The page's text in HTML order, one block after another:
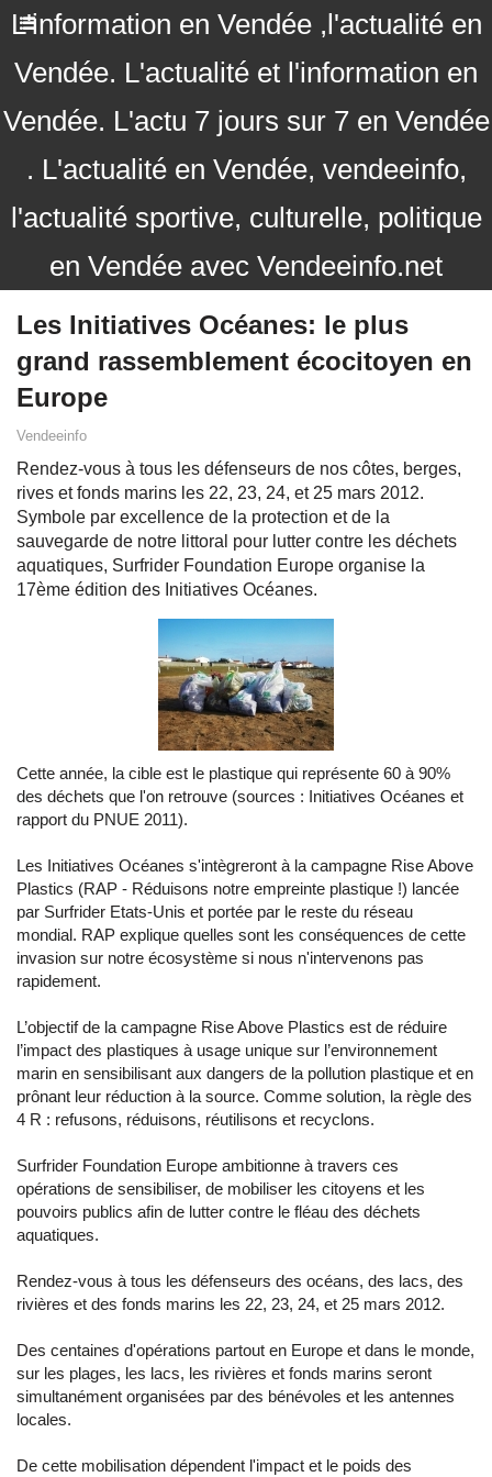
L'information en Vendée ,l'actualité en
Vendée. L'actualité et l'information en
Vendée. L'actu 7 jours sur 7 en Vendée
. L'actualité en Vendée, vendeeinfo,
l'actualité sportive, culturelle, politique
en Vendée avec Vendeeinfo.net
Les Initiatives Océanes: le plus
grand rassemblement écocitoyen en
Europe
Vendeeinfo
Rendez-vous à tous les défenseurs de nos côtes, berges,
rives et fonds marins les 22, 23, 24, et 25 mars 2012.
Symbole par excellence de la protection et de la
sauvegarde de notre littoral pour lutter contre les déchets
aquatiques, Surfrider Foundation Europe organise la
17ème édition des Initiatives Océanes.
Cette année, la cible est le plastique qui représente 60 à 90%
des déchets que l'on retrouve (sources : Initiatives Océanes et
rapport du PNUE 2011).
Les Initiatives Océanes s'intègreront à la campagne Rise Above
Plastics (RAP - Réduisons notre empreinte plastique !) lancée
par Surfrider Etats-Unis et portée par le reste du réseau
mondial. RAP explique quelles sont les conséquences de cette
invasion sur notre écosystème si nous n'intervenons pas
rapidement.
L’objectif de la campagne Rise Above Plastics est de réduire
l’impact des plastiques à usage unique sur l’environnement
marin en sensibilisant aux dangers de la pollution plastique et en
prônant leur réduction à la source. Comme solution, la règle des
4 R : refusons, réduisons, réutilisons et recyclons.
Surfrider Foundation Europe ambitionne à travers ces
opérations de sensibiliser, de mobiliser les citoyens et les
pouvoirs publics afin de lutter contre le fléau des déchets
aquatiques.
Rendez-vous à tous les défenseurs des océans, des lacs, des
rivières et des fonds marins les 22, 23, 24, et 25 mars 2012.
Des centaines d'opérations partout en Europe et dans le monde,
sur les plages, les lacs, les rivières et fonds marins seront
simultanément organisées par des bénévoles et les antennes
locales.
De cette mobilisation dépendent l'impact et le poids des